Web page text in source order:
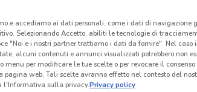
o nazionali. Verifica l’accuratezza
e accediamo ai dati personali, come i dati di navigazione
Selezionando Accetto, abiliti le tecnologie di
"Noi e i nostri partner trattiamo i dati da fornire". Nel caso
alcuni contenuti e annunci visualizzati potrebbero non
menu per modificare le tue scelte o per revocare il
web. Tali scelte avranno effetto nel contesto del
l'Informativa sulla privacy.Privacy policy